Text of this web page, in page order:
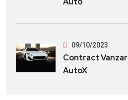
09/10/2023
Contract
AutoX